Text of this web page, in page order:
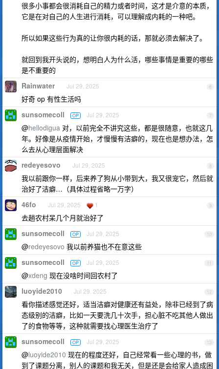
很多小事都会很消耗自己的精力或者时间，这才是介意的本质，
它是在对自己的人生进行消耗，可以理解成内耗的一种吧。
所以如果这些行为真的让你很内耗的话，那就必须去解决了。
就回到我开头说的，想明白人为什么活，哪些事情是重要的哪些
是不重要的
6
Rainwater Jul 29, 2025
好奇 op 有性生活吗
7
sunsomecoll OP Jul 29, 2025
@hellodigua 对，以前完全不讲究这些，都是很随意，也就这几
年。好像是从疫情开始，才慢慢有洁癖的，现在也是想办法，怎
么去从心理层面解决
8
redeyesovo Jul 29, 2025
我以前跟你一样，后来养了狗从小带到大，我又很宠它，然后就
治好了洁癖…（具体过程省略一万字）
9
46fo Jul 29, 2025 1
去趟农村呆几个月就治好了
10
sunsomecoll OP Jul 29, 2025
@redeyesovo 我以前养猫也不在意这些
11
sunsomecoll OP Jul 29, 2025
@xdeng 现在没啥时间回农村了
12
luoyide2010 Jul 29, 2025
看你描述感觉还好，适当洁癖对健康还有益处，除非已经到了病
态级别的洁癖，比如一天要洗几十次手，担心脏不吃其他人做出
了的食物等等，这种就需要找心理医生治疗了
13
sunsomecoll OP Jul 29, 2025
@luoyide2010 现在的程度还好，自己经常看一些心理的书，做
到了课题分离，别人的课题和我无关，但是还是会给家人造成困